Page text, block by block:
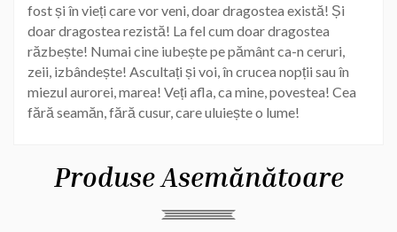
fost și în vieți care vor veni, doar dragostea există! Și
doar dragostea rezistă! La fel cum doar dragostea
răzbește! Numai cine iubește pe pământ ca-n ceruri,
zeii, izbândește! Ascultați și voi, în crucea nopții sau în
miezul aurorei, marea! Veți afla, ca mine, povestea! Cea
fără seamăn, fără cusur, care uluiește o lume!
Produse Asemănătoare